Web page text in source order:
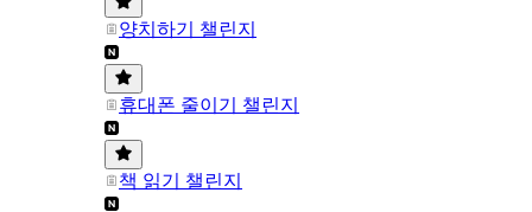
양치하기 챌린지
휴대폰 줄이기 챌린지
책 읽기 챌린지